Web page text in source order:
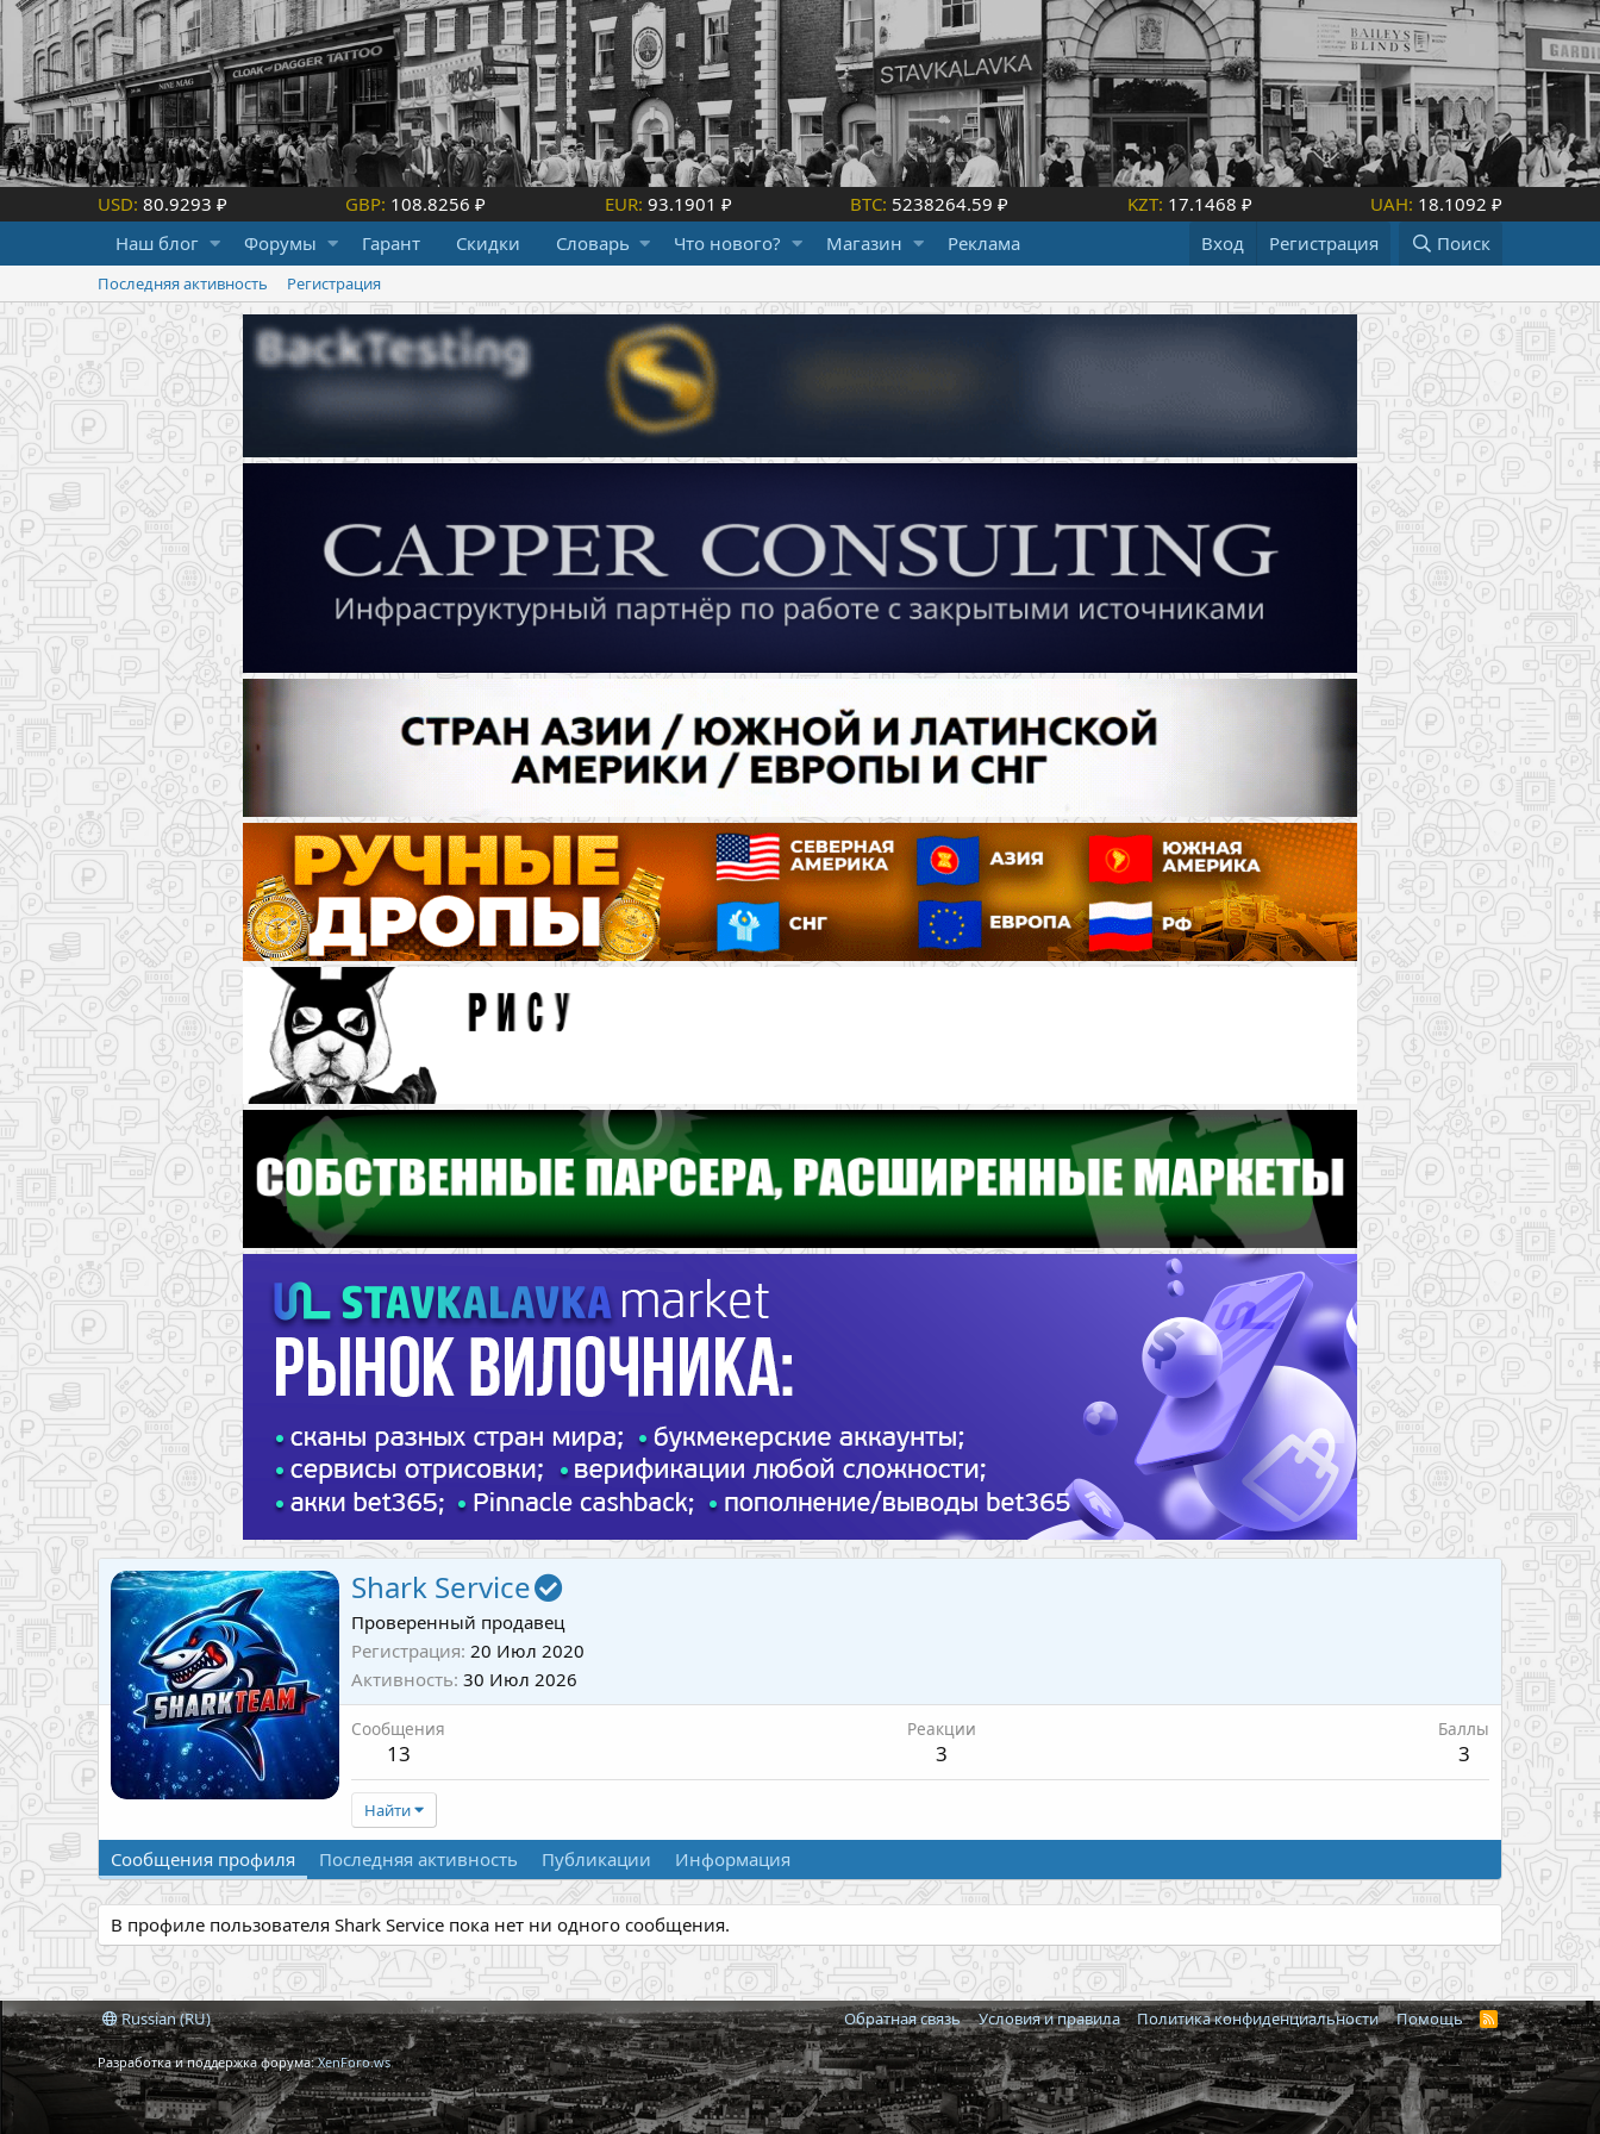
USD: 80.9293 ₽ GBP: 108.8256 ₽ EUR: 93.1901 ₽ BTC: 5238264.59 ₽ KZT: 17.1468 ₽ UAH: 18.1092 ₽
Наш блог
Форумы Гарант Скидки Словарь Что нового? Магазин Реклама Вход Регистрация Поиск
Последняя активность Регистрация
Shark Service
Проверенный продавец
Регистрация 20 Июл 2020
Активность 30 Июл 2026
Сообщения
13
Реакции
3
Баллы
3
Найти
Сообщения профиля Последняя активность Публикации Информация
В профиле пользователя Shark Service пока нет ни одного сообщения.
Russian (RU) Обратная связь Условия и правила Политика конфиденциальности Помощь
R
S
S
Разработка и поддержка форума:XenForo.ws